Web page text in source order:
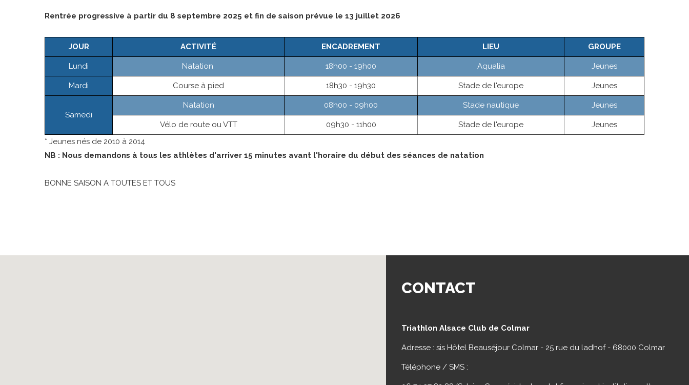
Rentrée progressive à partir du 8 septembre 2025 et fin de saison prévue le 13 juillet 2026
JOUR ACTIVITÉ ENCADREMENT LIEU GROUPE
Lundi Natation 18h00 - 19h00 Aqualia Jeunes
Mardi Course à pied 18h30 - 19h30 Stade de l'europe Jeunes
Samedi
Natation 08h00 - 09h00 Stade nautique Jeunes
Vélo de route ou VTT 09h30 - 11h00 Stade de l'europe
Jeunes
* Jeunes nés de 2010 à 2014
NB : Nous demandons à tous les athlètes d'arriver 15 minutes avant l'horaire du début des séances de natation
BONNE SAISON A TOUTES ET TOUS
CONTACT
Triathlon Alsace Club de Colmar
Adresse : sis Hôtel Beauséjour Colmar - 25 rue du ladhof - 68000 Colmar
Téléphone / SMS :